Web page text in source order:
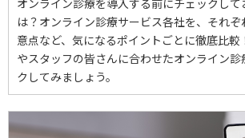
オンライン診療を導入する前にチェックし
は？オンライン診療サービス各社を、それ
意点など、気になるポイントごとに徹底比
やスタッフの皆さんに合わせたオンライン
クしてみましょう。